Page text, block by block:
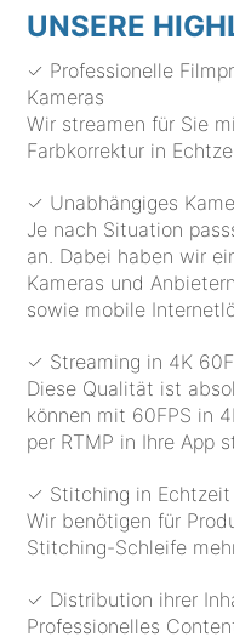
UNSERE
✓ Professionelle
Kameras
Wir streamen für Sie
Farbkorrektur in
✓ Unabhängiges
Je nach Situation
an. Dabei haben wir
Kameras und
sowie mobile
✓ Streaming in 4K
Diese Qualität ist
können mit 60FPS in
per RTMP in Ihre App
✓ Stitching in Echtzeit
Wir benötigen für
Stitching-Schleife
✓ Distribution ihrer
Professionelles